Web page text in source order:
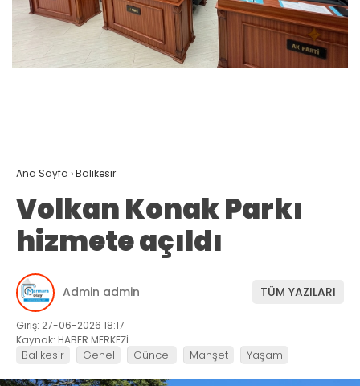
Ana Sayfa ›Balıkesir
Volkan Konak Parkı
hizmete açıldı
Admin admin TÜM YAZILARI
Giriş: 27-06-2026 18:17
Kaynak: HABER MERKEZİ
Balıkesir Genel Güncel Manşet Yaşam